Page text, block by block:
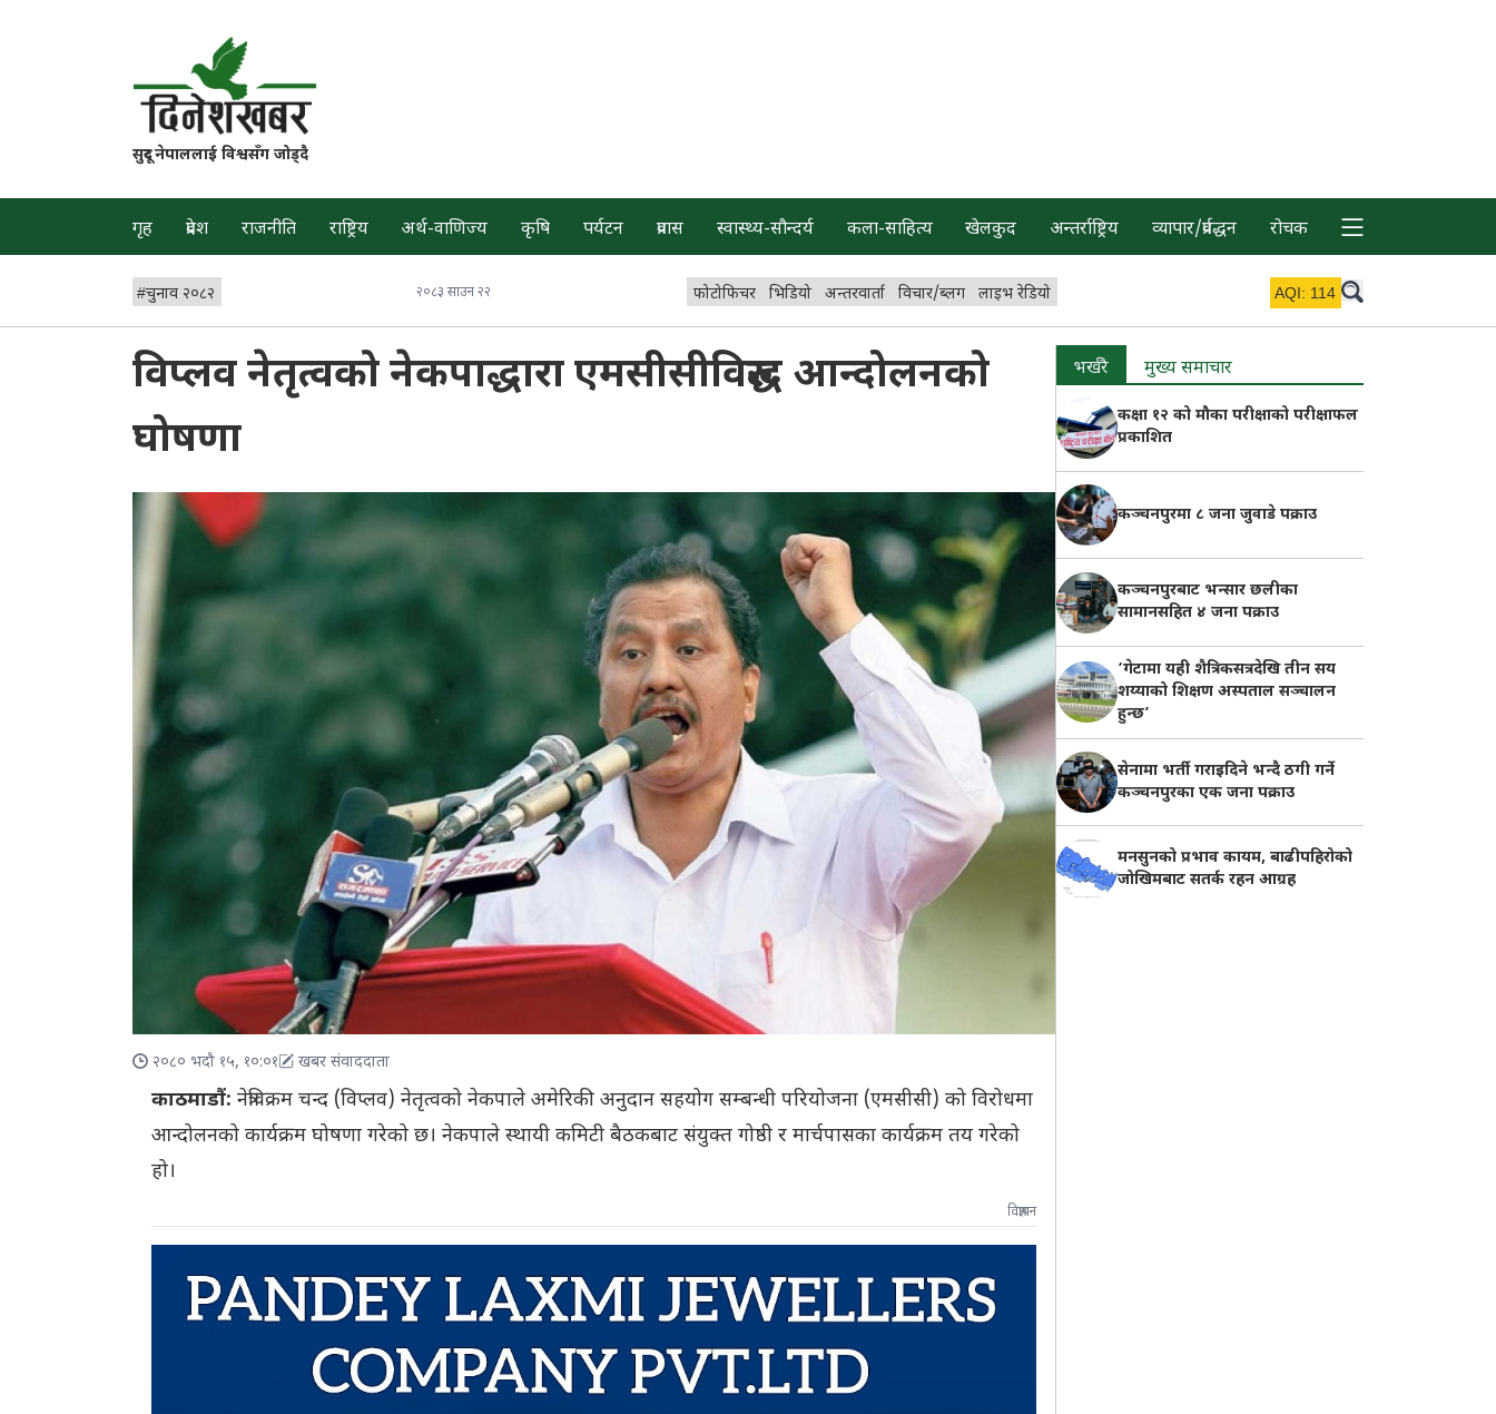
सुदूर नेपाललाई विश्वसँग जोड्दै
गृह प्रदेश राजनीति राष्ट्रिय अर्थ-वाणिज्य कृषि पर्यटन प्रवास स्वास्थ्य-सौन्दर्य कला-साहित्य खेलकुद अन्तर्राष्ट्रिय व्यापार/प्रर्वद्धन रोचक
#चुनाव २०८२ २०८३ साउन २२ फोटोफिचर भिडियो अन्तरवार्ता विचार/ब्लग लाइभ रेडियो AQI: 114
विप्लव नेतृत्वको नेकपाद्धारा एमसीसीविरुद्ध आन्दोलनको
घोषणा
२०८० भदौ १५, १०:०१ खबर संवाददाता
काठमाडौं: नेत्रविक्रम चन्द (विप्लव) नेतृत्वको नेकपाले अमेरिकी अनुदान सहयोग सम्बन्धी परियोजना (एमसीसी) को विरोधमा
आन्दोलनको कार्यक्रम घोषणा गरेको छ। नेकपाले स्थायी कमिटी बैठकबाट संयुक्त गोष्ठी र मार्चपासका कार्यक्रम तय गरेको
हो।
विज्ञापन
भर्खरै मुख्य समाचार
कक्षा १२ को मौका परीक्षाको परीक्षाफल
प्रकाशित
कञ्चनपुरमा ८ जना जुवाडे पक्राउ
कञ्चनपुरबाट भन्सार छलीका
सामानसहित ४ जना पक्राउ
‘गेटामा यही शैत्रिकसत्रदेखि तीन सय
शय्याको शिक्षण अस्पताल सञ्चालन
हुन्छ’
सेनामा भर्ती गराइदिने भन्दै ठगी गर्ने
कञ्चनपुरका एक जना पक्राउ
मनसुनको प्रभाव कायम, बाढीपहिरोको
जोखिमबाट सतर्क रहन आग्रह